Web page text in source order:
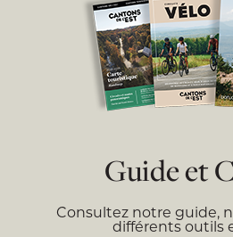
Guide et
Consultez notre guide,
différents outils